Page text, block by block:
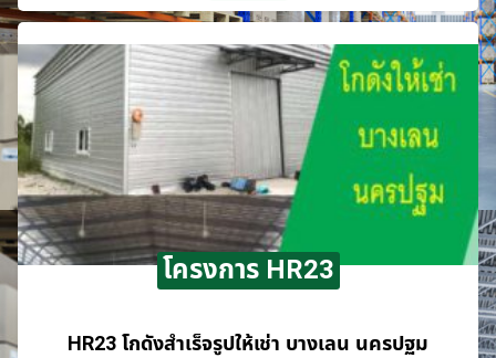
โครงการ HR23
HR23 โกดังสำเร็จรูปให้เช่า บางเลน นครปฐม